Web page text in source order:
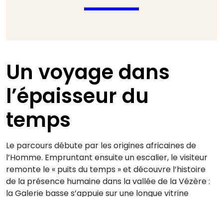
Un voyage dans
l’épaisseur du
temps
Le parcours débute par les origines africaines de
l’Homme. Empruntant ensuite un escalier, le visiteur
remonte le « puits du temps » et découvre l’histoire
de la présence humaine dans la vallée de la Vézère :
la Galerie basse s’appuie sur une longue vitrine